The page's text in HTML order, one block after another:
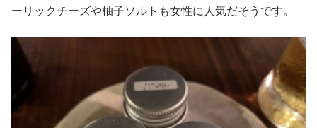
ーリックチーズや柚子ソルトも女性に人気だそうです。